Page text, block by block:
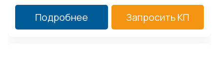
Подробнее Запросить КП